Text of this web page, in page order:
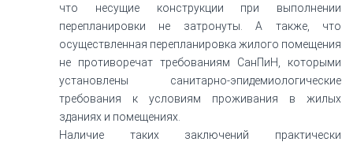
что несущие конструкции при выполнении
перепланировки не затронуты. А также, что
осуществленная перепланировка жилого помещения
не противоречат требованиям СанПиН, которыми
установлены санитарно-эпидемиологические
требования к условиям проживания в жилых
зданиях и помещениях.
Наличие таких заключений практически